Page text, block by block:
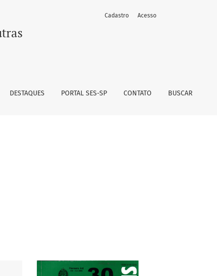
DESTAQUES PORTAL SES-SP CONTATO BUSCAR
Cadastro Acesso